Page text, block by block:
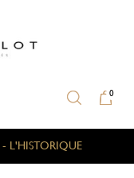
0
L'HISTORIQUE